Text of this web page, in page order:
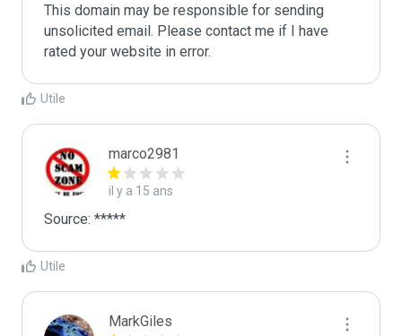
This domain may be responsible for sending
unsolicited email. Please contact me if I have
rated your website in error.
Utile
marco2981
il y a 15 ans
Utile
MarkGiles